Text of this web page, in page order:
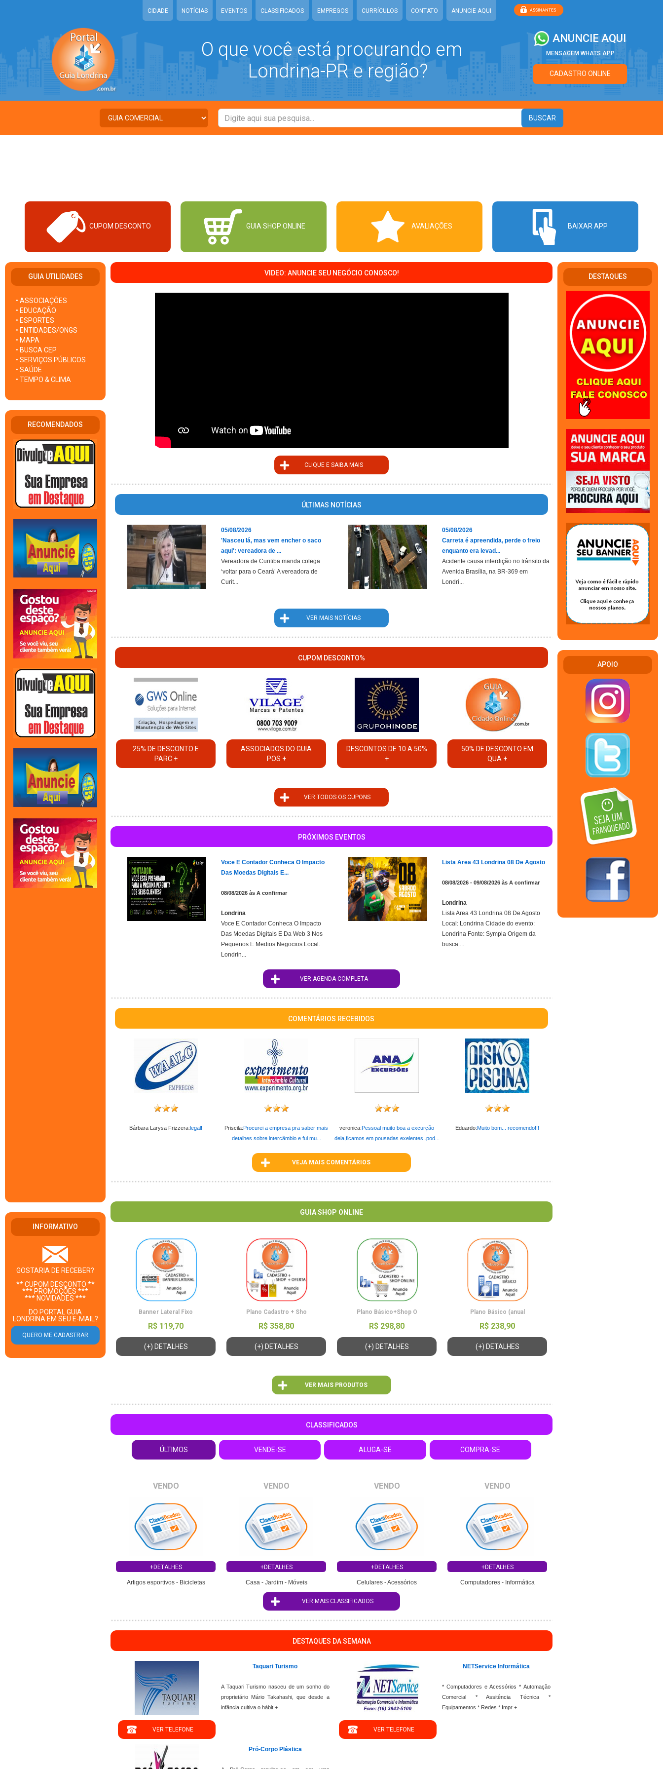
CIDADE NOTÍCIAS EVENTOS CLASSIFICADOS EMPREGOS CURRÍCULOS CONTATO ANUNCIE AQUI
O que você está procurando em
Londrina-PR e região?
ANUNCIE AQUI
MENSAGEM WHATS APP
CADASTRO ONLINE
CUPOM DESCONTO GUIA SHOP ONLINE AVALIAÇÕES BAIXAR APP
GUIA UTILIDADES
• ASSOCIAÇÕES
• EDUCAÇÃO
• ESPORTES
• ENTIDADES/ONGS
• MAPA
• BUSCA CEP
• SERVIÇOS PÚBLICOS
• SAÚDE
• TEMPO & CLIMA
RECOMENDADOS
INFORMATIVO
GOSTARIA DE RECEBER?
** CUPOM DESCONTO **
*** PROMOÇÕES ***
*** NOVIDADES ***
DO PORTAL GUIA
LONDRINA EM SEU E-MAIL?
VIDEO: ANUNCIE SEU NEGÓCIO CONOSCO!
CLIQUE E SAIBA MAIS
ÚLTIMAS NOTÍCIAS
05/08/2026
'Nasceu lá, mas vem encher o saco
aqui': vereadora de ...
Vereadora de Curitiba manda colega
‘voltar para o Ceará’ A vereadora de
Curit...
05/08/2026
Carreta é apreendida, perde o freio
enquanto era levad...
Acidente causa interdição no trânsito da
Avenida Brasília, na BR-369 em
Londri...
VER MAIS NOTÍCIAS
CUPOM DESCONTO%
25% DE DESCONTO E
PARC +
ASSOCIADOS DO GUIA
POS +
DESCONTOS DE 10 A 50%
+
50% DE DESCONTO EM
QUA +
VER TODOS OS CUPONS
PRÓXIMOS EVENTOS
Voce E Contador Conheca O Impacto
Das Moedas Digitais E...
08/08/2026 às A confirmar
Londrina
Voce E Contador Conheca O Impacto
Das Moedas Digitais E Da Web 3 Nos
Pequenos E Medios Negocios Local:
Londrin...
Lista Area 43 Londrina 08 De Agosto
08/08/2026 - 09/08/2026 às A confirmar
Londrina
Lista Area 43 Londrina 08 De Agosto
Local: Londrina Cidade do evento:
Londrina Fonte: Sympla Origem da
busca:...
VER AGENDA COMPLETA
COMENTÁRIOS RECEBIDOS
Bárbara Larysa Frizzera: legal! Priscila: Procurei a empresa pra saber mais
detalhes sobre intercâmbio e fui mu...
veronica: Pessoal muito boa a excurção
dela,ficamos em pousadas exelentes..pod...
Eduardo:Muito bom... recomendo!!!
VEJA MAIS COMENTÁRIOS
GUIA SHOP ONLINE
Banner Lateral Fixo
R$ 119,70
(+) DETALHES
Plano Cadastro + Sho
R$ 358,80
(+) DETALHES
Plano Básico+Shop O
R$ 298,80
(+) DETALHES
Plano Básico (anual
R$ 238,90
(+) DETALHES
VER MAIS PRODUTOS
CLASSIFICADOS
ÚLTIMOS VENDE-SE ALUGA-SE COMPRA-SE
VENDO
+DETALHES
Artigos esportivos - Bicicletas
VENDO
+DETALHES
Casa - Jardim - Móveis
VENDO
+DETALHES
Celulares - Acessórios
VENDO
+DETALHES
Computadores - Informática
VER MAIS CLASSIFICADOS
DESTAQUES DA SEMANA
VER TELEFONE
Taquari Turismo
A Taquari Turismo nasceu de um sonho do
proprietário Mário Takahashi, que desde a
infância cultiva o hábit +
VER TELEFONE
NETService Informática
* Computadores e Acessórios * Automação
Comercial * Assitência Técnica *
Equipamentos * Redes * Impr +
Pró-Corpo Plástica
DESTAQUES
APOIO